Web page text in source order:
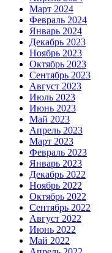
Март 2024
Февраль 2024
Январь 2024
Декабрь 2023
Ноябрь 2023
Октябрь 2023
Сентябрь 2023
Август 2023
Июль 2023
Июнь 2023
Май 2023
Апрель 2023
Март 2023
Февраль 2023
Январь 2023
Декабрь 2022
Ноябрь 2022
Октябрь 2022
Сентябрь 2022
Август 2022
Июнь 2022
Май 2022